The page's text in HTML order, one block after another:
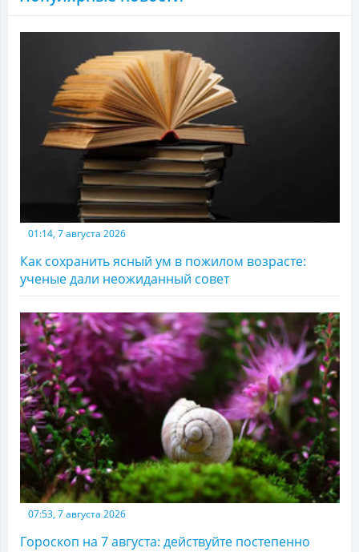
01:14, 7 августа 2026
Как сохранить ясный ум в пожилом возрасте:
ученые дали неожиданный совет
07:53, 7 августа 2026
Гороскоп на 7 августа: действуйте постепенно